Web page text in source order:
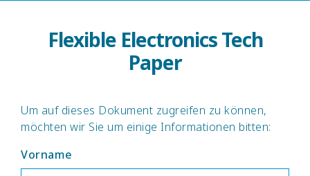
Flexible Electronics Tech
Paper
Um auf dieses Dokument zugreifen zu können,
möchten wir Sie um einige Informationen bitten:
Vorname